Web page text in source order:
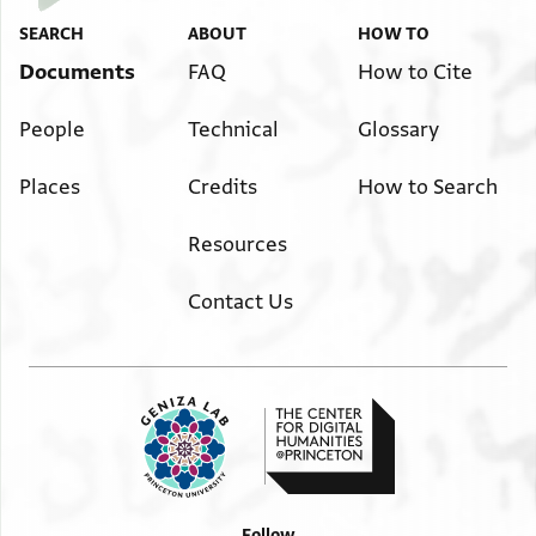
SEARCH
Documents
People
Places
ABOUT
FAQ
Technical
Credits
Resources
Contact Us
HOW TO
How to Cite
Glossary
How to Search